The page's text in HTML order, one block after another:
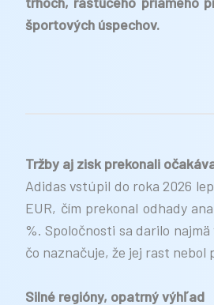
športových úspechov.
Tržby aj zisk prekonali
Adidas vstúpil do roka 2026
EUR, čím prekonal odhady
%. Spoločnosti sa darilo
čo naznačuje, že jej rast nebol
Silné regióny, opatrný výhľad